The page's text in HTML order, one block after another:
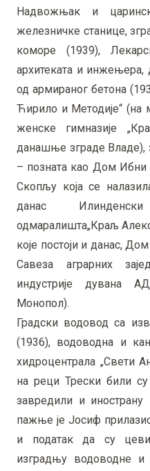
Надвожњак и
железничке станице,
коморе (1939),
архитеката и
од армираног бетона
Ћирило и Методије“
женске гимназије
данашње зграде Владе),
– позната као Дом
Скопљу која се
данас
одмаралишта„Краљ
које постоји и данас,
Савеза аграрних
индустрије дувана
Монопол).
Градски водовод са
(1936), водоводна и
хидроцентрала „Свети
на реци Трески били су
завредили и
пажње је Јосиф
и податак да су
изградњу водоводне